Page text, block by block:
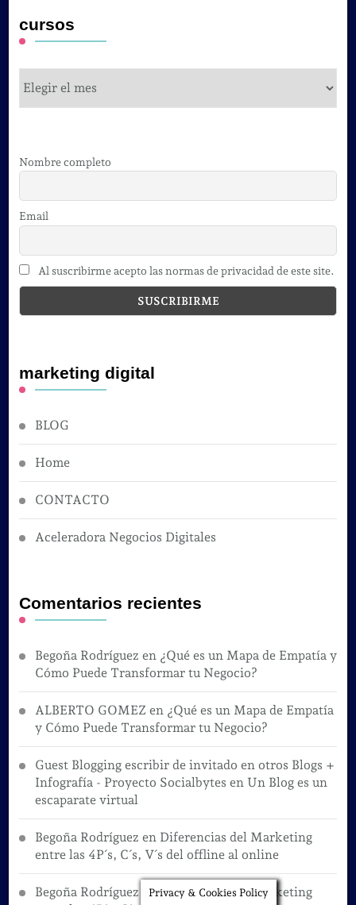
cursos
Nombre completo
Email
Al suscribirme acepto las normas de privacidad de este site.
marketing digital
BLOG
Home
CONTACTO
Aceleradora Negocios Digitales
Comentarios recientes
Begoña Rodríguez en ¿Qué es un Mapa de Empatía y
Cómo Puede Transformar tu Negocio?
ALBERTO GOMEZ en ¿Qué es un Mapa de Empatía
y Cómo Puede Transformar tu Negocio?
Guest Blogging escribir de invitado en otros Blogs +
Infografía - Proyecto Socialbytes en Un Blog es un
escaparate virtual
Begoña Rodríguez en Diferencias del Marketing
entre las 4P´s, C´s, V´s del offline al online
Begoña Rodríguez enDiferencias del Marketing
Privacy & Cookies Policy